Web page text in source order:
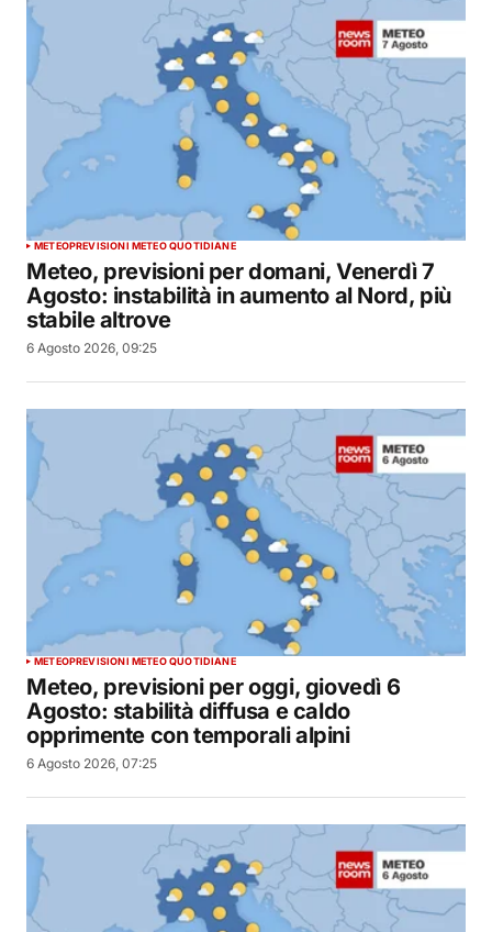
METEOPREVISIONI METEO QUOTIDIANE
Meteo, previsioni per domani, Venerdì 7
Agosto: instabilità in aumento al Nord, più
stabile altrove
6 Agosto 2026, 09:25
METEOPREVISIONI METEO QUOTIDIANE
Meteo, previsioni per oggi, giovedì 6
Agosto: stabilità diffusa e caldo
opprimente con temporali alpini
6 Agosto 2026, 07:25